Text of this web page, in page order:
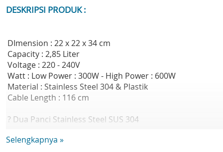
DESKRIPSI PRODUK :
DImension : 22 x 22 x 34 cm
Capacity : 2,85 Liter
Voltage : 220 - 240V
Watt : Low Power : 300W - High Power : 600W
Material : Stainless Steel 304 & Plastik
Cable Length : 116 cm
? Dua Panci Stainless Steel SUS 304
dan aman untuk makanan. Cocok untuk memasak
Selengkapnya »